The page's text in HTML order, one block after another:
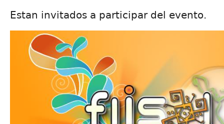
Estan invitados a participar del evento.